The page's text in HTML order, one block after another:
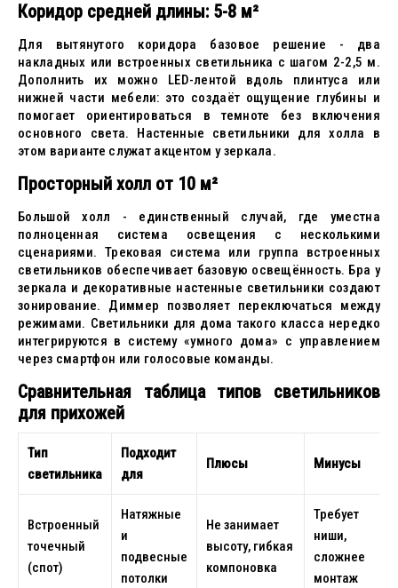
Коридор средней длины: 5-8 м²
Для вытянутого коридора базовое решение - два
накладных или встроенных светильника с шагом 2-2,5 м.
Дополнить их можно LED-лентой вдоль плинтуса или
нижней части мебели: это создаёт ощущение глубины и
помогает ориентироваться в темноте без включения
основного света. Настенные светильники для холла в
этом варианте служат акцентом у зеркала.
Просторный холл от 10 м²
Большой холл - единственный случай, где уместна
полноценная система освещения с несколькими
сценариями. Трековая система или группа встроенных
светильников обеспечивает базовую освещённость. Бра у
зеркала и декоративные настенные светильники создают
зонирование. Диммер позволяет переключаться между
режимами. Светильники для дома такого класса нередко
интегрируются в систему «умного дома» с управлением
через смартфон или голосовые команды.
Сравнительная таблица типов светильников
для прихожей
Тип
светильника
Подходит
для
Плюсы Минусы
Встроенный
точечный
(спот)
Натяжные
и
подвесные
потолки
Не занимает
высоту, гибкая
компоновка
Требует
ниши,
сложнее
монтаж